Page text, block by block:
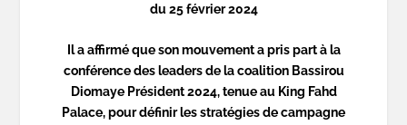
du 25 février 2024
Il a affirmé que son mouvement a pris part à la
conférence des leaders de la coalition Bassirou
Diomaye Président 2024, tenue au King Fahd
Palace, pour définir les stratégies de campagne